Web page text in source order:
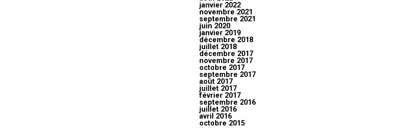
janvier 2022
novembre 2021
septembre 2021
juin 2020
janvier 2019
décembre 2018
juillet 2018
décembre 2017
novembre 2017
octobre 2017
septembre 2017
août 2017
juillet 2017
février 2017
septembre 2016
juillet 2016
avril 2016
octobre 2015